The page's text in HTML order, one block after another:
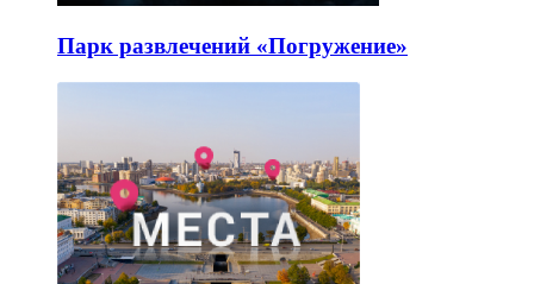
Парк развлечений «Погружение»